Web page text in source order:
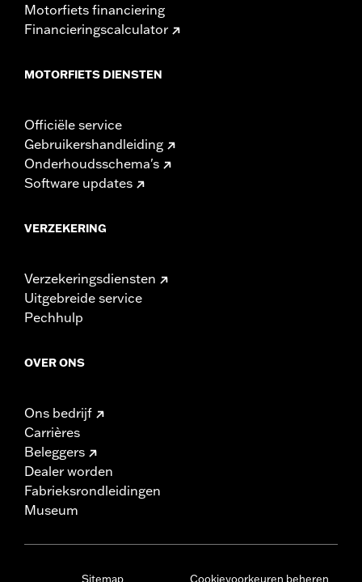
Motorfiets financiering
Financieringscalculator
MOTORFIETS DIENSTEN
Officiële service
Gebruikershandleiding
Onderhoudsschema's
Software updates
VERZEKERING
Verzekeringsdiensten
Uitgebreide service
Pechhulp
OVER ONS
Ons bedrijf
Carrières
Beleggers
Dealer worden
Fabrieksrondleidingen
Museum
Sitemap Cookievoorkeuren beheren